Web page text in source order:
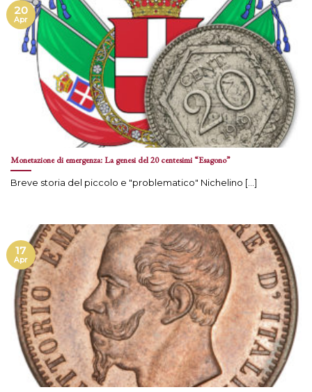
Monetazione di emergenza: La genesi del 20 centesimi “Esagono”
Breve storia del piccolo e "problematico" Nichelino [...]
20
Apr
17
Apr